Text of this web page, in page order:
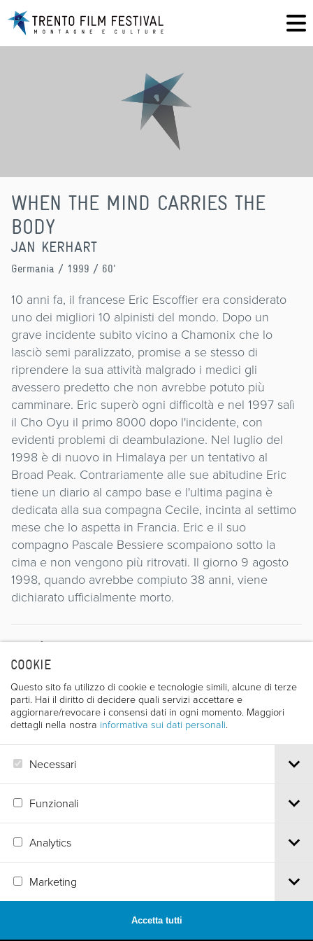
COOKIE
Questo sito fa utilizzo di cookie e tecnologie simili, alcune di terze
parti. Hai il diritto di decidere quali servizi accettare e
aggiornare/revocare i consensi dati in ogni momento. Maggiori
dettagli nella nostra informativa sui dati personali.
Necessari
Funzionali
Analytics
Marketing
Accetta tutti
WHEN THE MIND CARRIES THE
BODY
JAN KERHART
Germania / 1999 / 60'
10 anni fa, il francese Eric Escoffier era considerato
uno dei migliori 10 alpinisti del mondo. Dopo un
grave incidente subito vicino a Chamonix che lo
lasciò semi paralizzato, promise a se stesso di
riprendere la sua attività malgrado i medici gli
avessero predetto che non avrebbe potuto più
camminare. Eric superò ogni difficoltà e nel 1997 salì
il Cho Oyu il primo 8000 dopo l'incidente, con
evidenti problemi di deambulazione. Nel luglio del
1998 è di nuovo in Himalaya per un tentativo al
Broad Peak. Contrariamente alle sue abitudine Eric
tiene un diario al campo base e l'ultima pagina è
dedicata alla sua compagna Cecile, incinta al settimo
mese che lo aspetta in Francia. Eric e il suo
compagno Pascale Bessiere scompaiono sotto la
cima e non vengono più ritrovati. Il giorno 9 agosto
1998, quando avrebbe compiuto 38 anni, viene
dichiarato ufficialmente morto.
Regista
Tel.+39 0461 986120